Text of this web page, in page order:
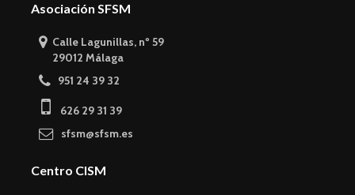
Asociación SFSM
Calle Lagunillas, nº 59
29012 Málaga
951 24 39 32
626 29 31 39
sfsm@sfsm.es
Centro CISM